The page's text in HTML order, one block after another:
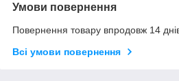
Умови повернення
Повернення товару впродовж 14
Всі умови повернення